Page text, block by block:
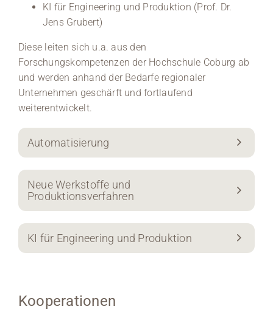
KI für Engineering und Produktion (Prof. Dr.
Jens Grubert)
Diese leiten sich u.a. aus den
Forschungskompetenzen der Hochschule Coburg ab
und werden anhand der Bedarfe regionaler
Unternehmen geschärft und fortlaufend
weiterentwickelt.
Automatisierung
Neue Werkstoffe und
Produktionsverfahren
KI für Engineering und Produktion
Kooperationen